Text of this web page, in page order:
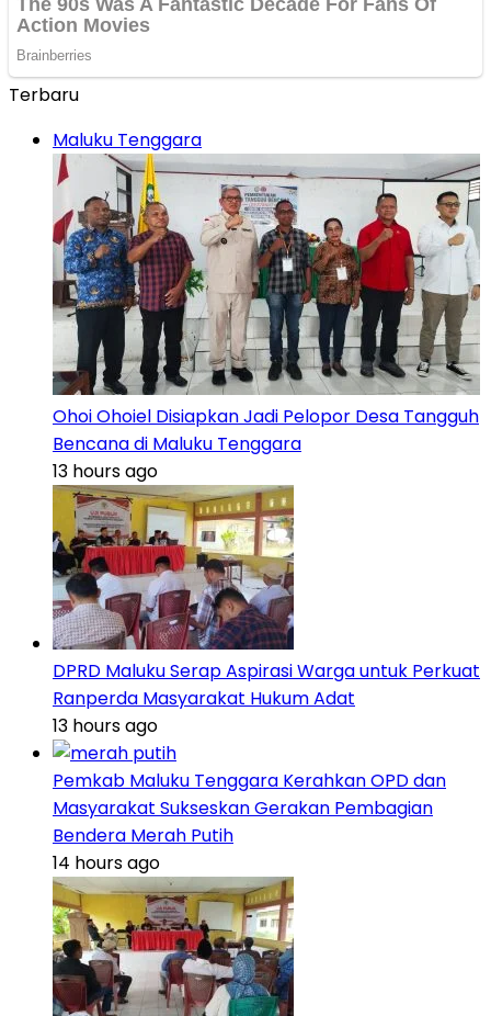
Terbaru
Maluku Tenggara
Ohoi Ohoiel Disiapkan Jadi Pelopor Desa Tangguh
Bencana di Maluku Tenggara
13 hours ago
DPRD Maluku Serap Aspirasi Warga untuk Perkuat
Ranperda Masyarakat Hukum Adat
13 hours ago
Pemkab Maluku Tenggara Kerahkan OPD dan
Masyarakat Sukseskan Gerakan Pembagian
Bendera Merah Putih
14 hours ago